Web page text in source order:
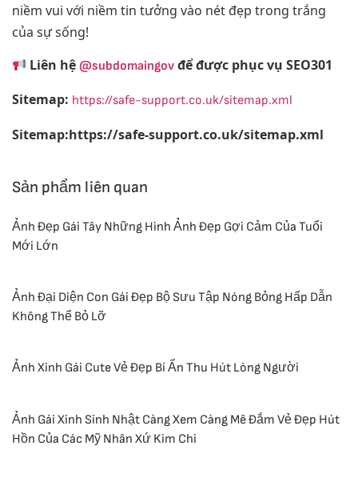
niềm vui với niềm tin tưởng vào nét đẹp trong trắng
của sự sống!
Liên hệ@subdomaingov để được phục vụ SEO301
Sitemap: https://safe-support.co.uk/sitemap.xml
Sitemap:https://safe-support.co.uk/sitemap.xml
Sản phẩm liên quan
Ảnh Đẹp Gái Tây Những Hình Ảnh Đẹp Gợi Cảm Của Tuổi
Mới Lớn
Ảnh Đại Diện Con Gái Đẹp Bộ Sưu Tập Nóng Bỏng Hấp Dẫn
Không Thể Bỏ Lỡ
Ảnh Xinh Gái Cute Vẻ Đẹp Bí Ẩn Thu Hút Lòng Người
Ảnh Gái Xinh Sinh Nhật Càng Xem Càng Mê Đắm Vẻ Đẹp Hút
Hồn Của Các Mỹ Nhân Xứ Kim Chi